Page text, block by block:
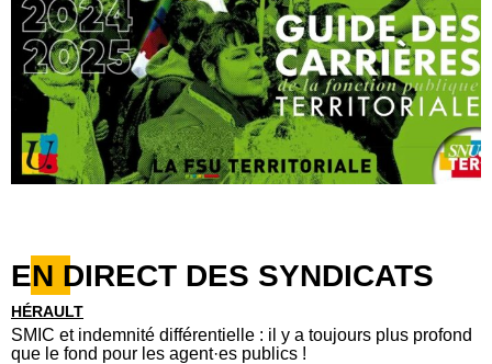
EN DIRECT DES SYNDICATS
HÉRAULT
SMIC et indemnité différentielle : il y a toujours plus profond
que le fond pour les agent·es publics !